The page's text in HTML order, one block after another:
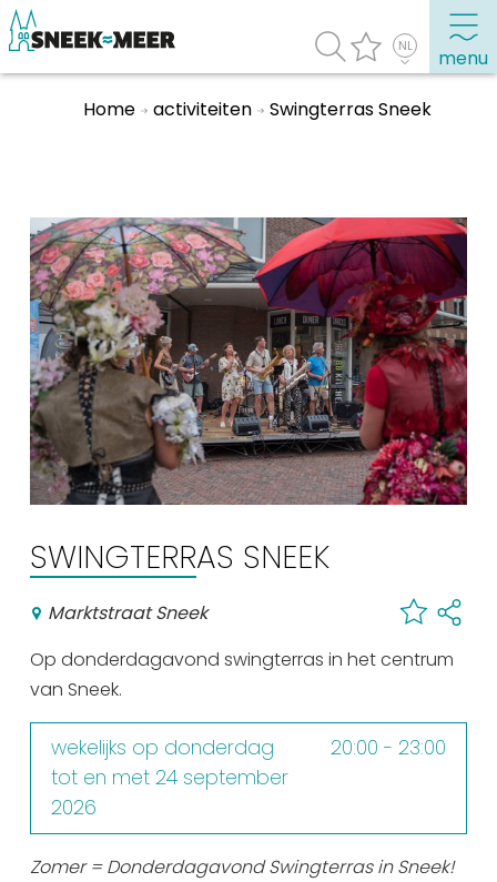
menu
Praktische informatie
Toeristische informatie
Bezienswaardigheden
Winkelen, uitgaan en doen
Eten, drinken & uitgaan
Watersport
Overnachten
Winkelen
En meer
Arrangementen
De Friese meren
UITagenda
Routes
Home activiteiten Swingterras Sneek
SWINGTERRAS SNEEK
Marktstraat Sneek
Op donderdagavond swingterras in het centrum
van Sneek.
wekelijks op donderdag
tot en met 24 september
2026
20:00 - 23:00
Zomer = Donderdagavond Swingterras in Sneek!